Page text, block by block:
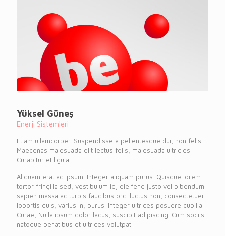
Yüksel Güneş
Enerji Sistemleri
Etiam ullamcorper. Suspendisse a pellentesque dui, non felis.
Maecenas malesuada elit lectus felis, malesuada ultricies.
Curabitur et ligula.
Aliquam erat ac ipsum. Integer aliquam purus. Quisque lorem
tortor fringilla sed, vestibulum id, eleifend justo vel bibendum
sapien massa ac turpis faucibus orci luctus non, consectetuer
lobortis quis, varius in, purus. Integer ultrices posuere cubilia
Curae, Nulla ipsum dolor lacus, suscipit adipiscing. Cum sociis
natoque penatibus et ultrices volutpat.